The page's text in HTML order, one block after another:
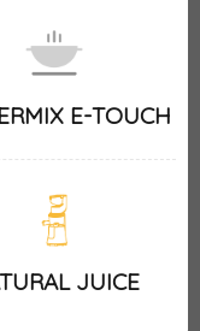
E-TOUCH
JUICE